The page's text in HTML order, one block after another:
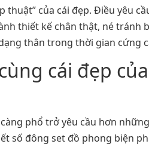
của cái đẹp. Điều yêu
thiết kế chân thật, né
thân trong thời gian cứng
cái đẹp của
phổ trở yêu cầu hơn
số đông set đồ phong biện